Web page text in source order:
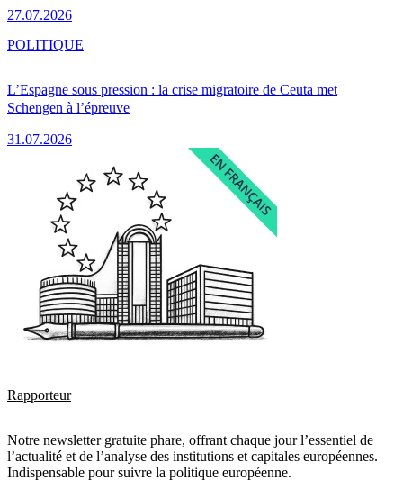
27.07.2026
L’Espagne sous pression : la crise migratoire de Ceuta met
Schengen à l’épreuve
31.07.2026
POLITIQUE
Rapporteur
Notre newsletter gratuite phare, offrant chaque jour l’essentiel de
l’actualité et de l’analyse des institutions et capitales européennes.
Indispensable pour suivre la politique européenne.